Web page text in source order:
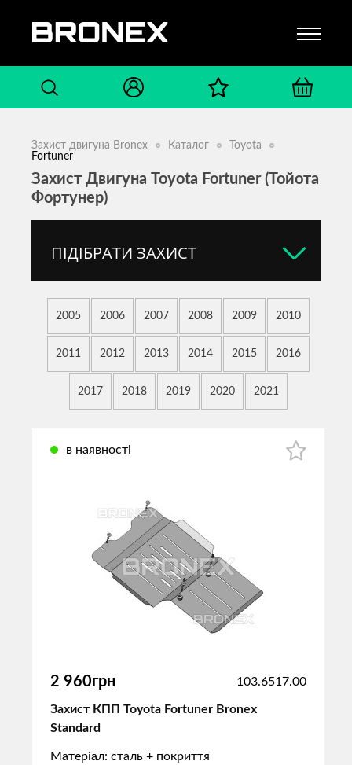
Захист двигуна Bronex Каталог
Toyota
Fortuner
Захист Двигуна Toyota Fortuner (Тойота
Фортунер)
ПІДІБРАТИ ЗАХИСТ
2005 2006 2007 2008 2009 2010
2011 2012 2013 2014 2015 2016
2017 2018 2019 2020 2021
в наявності
2 960грн 103.6517.00
Захист КПП Toyota Fortuner Bronex
Standard
Матеріал: сталь + покриття